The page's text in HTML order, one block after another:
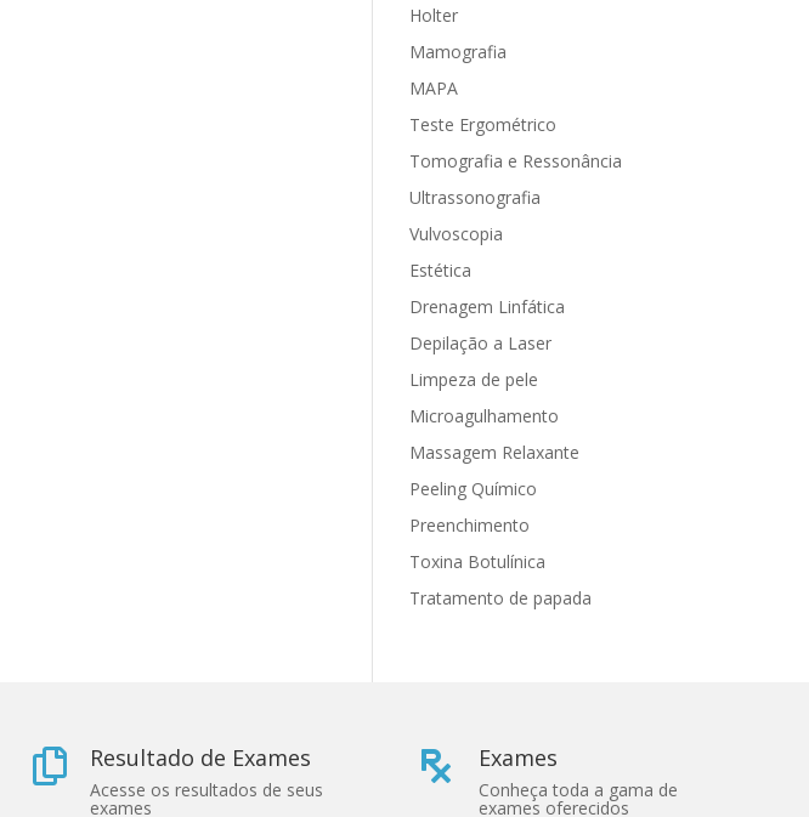
Holter
Mamografia
MAPA
Teste Ergométrico
Tomografia e Ressonância
Ultrassonografia
Vulvoscopia
Estética
Drenagem Linfática
Depilação a Laser
Limpeza de pele
Microagulhamento
Massagem Relaxante
Peeling Químico
Preenchimento
Toxina Botulínica
Tratamento de papada
 Resultado de Exames
Acesse os resultados de seus
exames
 Exames
Conheça toda a gama de
exames oferecidos